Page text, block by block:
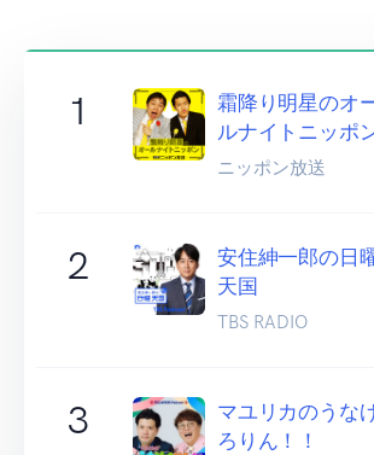
1
霜降り明星のオ
ルナイトニッポ
ニッポン放送
2
安住紳一郎の日
天国
TBS RADIO
3
マユリカのうな
ろりん！！